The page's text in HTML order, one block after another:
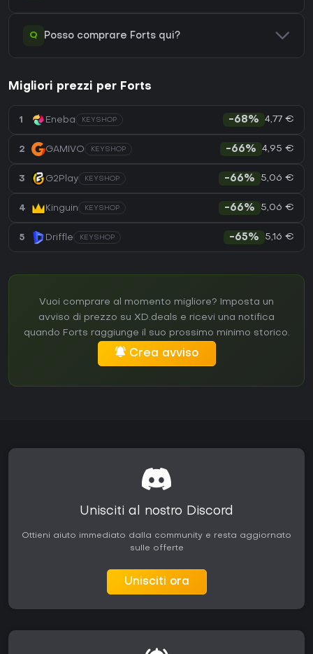
Q Posso comprare Forts qui?
Migliori prezzi per Forts
1 Eneba KEYSHOP -68% 4,77 €
2 GAMIVO KEYSHOP -66% 4,95 €
3 G2Play KEYSHOP -66% 5,06 €
4 Kinguin KEYSHOP -66% 5,06 €
5 Driffle KEYSHOP -65% 5,16 €
Vuoi comprare al momento migliore? Imposta un
avviso di prezzo su XD.deals e ricevi una notifica
quando Forts raggiunge il suo prossimo minimo storico.
Crea avviso
Unisciti al nostro Discord
Ottieni aiuto immediato dalla community e resta aggiornato
sulle offerte
Unisciti ora